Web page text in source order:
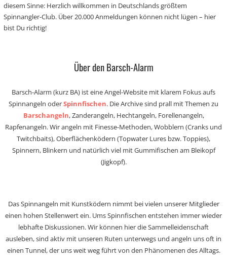
diesem Sinne: Herzlich willkommen in Deutschlands größtem
Spinnangler-Club. Über 20.000 Anmeldungen können nicht lügen – hier
bist Du richtig!
Über den Barsch-Alarm
Barsch-Alarm (kurz BA) ist eine Angel-Website mit klarem Fokus aufs
Spinnangeln oderSpinnfischen. Die Archive sind prall mit Themen zu
Barschangeln, Zanderangeln, Hechtangeln, Forellenangeln,
Rapfenangeln. Wir angeln mit Finesse-Methoden, Wobblern (Cranks und
Twitchbaits), Oberflächenködern (Topwater Lures bzw. Toppies),
Spinnern, Blinkern und natürlich viel mit Gummifischen am Bleikopf
(Jigkopf).
Das Spinnangeln mit Kunstködern nimmt bei vielen unserer Mitglieder
einen hohen Stellenwert ein. Ums Spinnfischen entstehen immer wieder
lebhafte Diskussionen. Wir können hier die Sammelleidenschaft
ausleben, sind aktiv mit unseren Ruten unterwegs und angeln uns oft in
einen Tunnel, der uns weit weg führt von den Phänomenen des Alltags.